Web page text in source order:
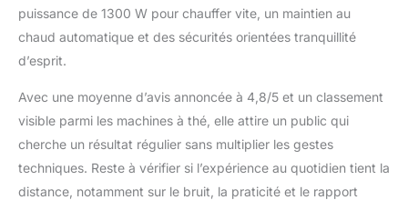
puissance de 1300 W pour chauffer vite, un maintien au
chaud automatique et des sécurités orientées tranquillité
d’esprit.
Avec une moyenne d’avis annoncée à 4,8/5 et un classement
visible parmi les machines à thé, elle attire un public qui
cherche un résultat régulier sans multiplier les gestes
techniques. Reste à vérifier si l’expérience au quotidien tient la
distance, notamment sur le bruit, la praticité et le rapport